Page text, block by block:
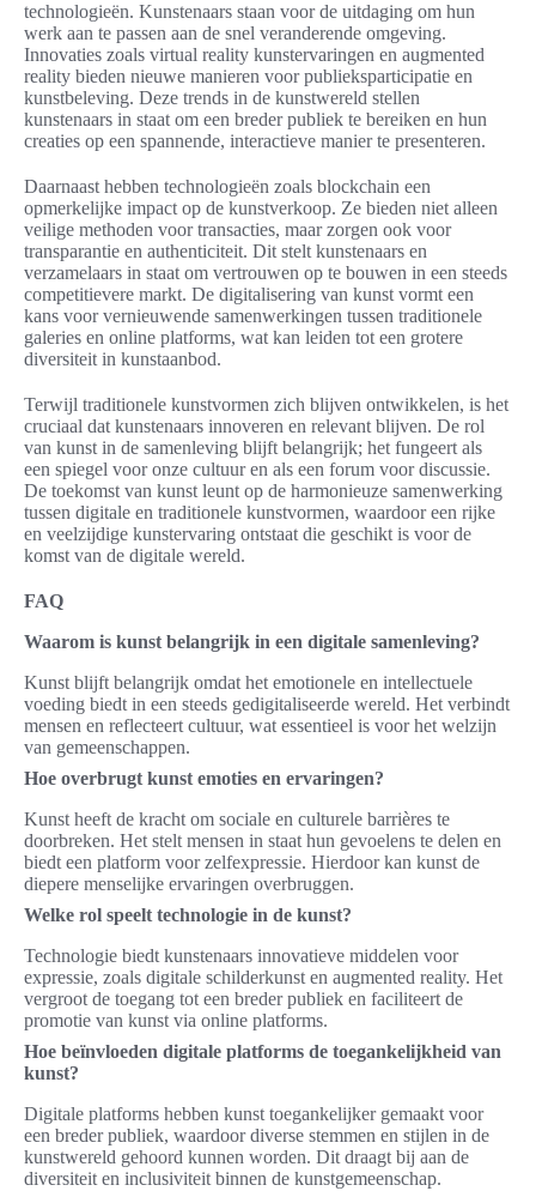
technologieën. Kunstenaars staan voor de uitdaging om hun
werk aan te passen aan de snel veranderende omgeving.
Innovaties zoals virtual reality kunstervaringen en augmented
reality bieden nieuwe manieren voor publieksparticipatie en
kunstbeleving. Deze trends in de kunstwereld stellen
kunstenaars in staat om een breder publiek te bereiken en hun
creaties op een spannende, interactieve manier te presenteren.
Daarnaast hebben technologieën zoals blockchain een
opmerkelijke impact op de kunstverkoop. Ze bieden niet alleen
veilige methoden voor transacties, maar zorgen ook voor
transparantie en authenticiteit. Dit stelt kunstenaars en
verzamelaars in staat om vertrouwen op te bouwen in een steeds
competitievere markt. De digitalisering van kunst vormt een
kans voor vernieuwende samenwerkingen tussen traditionele
galeries en online platforms, wat kan leiden tot een grotere
diversiteit in kunstaanbod.
Terwijl traditionele kunstvormen zich blijven ontwikkelen, is het
cruciaal dat kunstenaars innoveren en relevant blijven. De rol
van kunst in de samenleving blijft belangrijk; het fungeert als
een spiegel voor onze cultuur en als een forum voor discussie.
De toekomst van kunst leunt op de harmonieuze samenwerking
tussen digitale en traditionele kunstvormen, waardoor een rijke
en veelzijdige kunstervaring ontstaat die geschikt is voor de
komst van de digitale wereld.
FAQ
Waarom is kunst belangrijk in een digitale samenleving?
Kunst blijft belangrijk omdat het emotionele en intellectuele
voeding biedt in een steeds gedigitaliseerde wereld. Het verbindt
mensen en reflecteert cultuur, wat essentieel is voor het welzijn
van gemeenschappen.
Hoe overbrugt kunst emoties en ervaringen?
Kunst heeft de kracht om sociale en culturele barrières te
doorbreken. Het stelt mensen in staat hun gevoelens te delen en
biedt een platform voor zelfexpressie. Hierdoor kan kunst de
diepere menselijke ervaringen overbruggen.
Welke rol speelt technologie in de kunst?
Technologie biedt kunstenaars innovatieve middelen voor
expressie, zoals digitale schilderkunst en augmented reality. Het
vergroot de toegang tot een breder publiek en faciliteert de
promotie van kunst via online platforms.
Hoe beïnvloeden digitale platforms de toegankelijkheid van
kunst?
Digitale platforms hebben kunst toegankelijker gemaakt voor
een breder publiek, waardoor diverse stemmen en stijlen in de
kunstwereld gehoord kunnen worden. Dit draagt bij aan de
diversiteit en inclusiviteit binnen de kunstgemeenschap.